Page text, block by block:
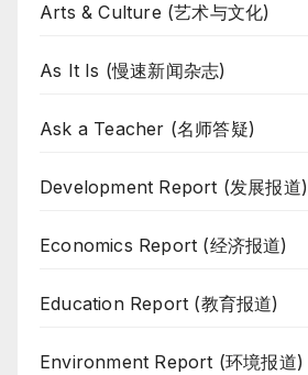
Arts & Culture (艺术与文化)
As It Is (慢速新闻杂志)
Ask a Teacher (名师答疑)
Development Report (发展报道)
Economics Report (经济报道)
Education Report (教育报道)
Environment Report (环境报道)